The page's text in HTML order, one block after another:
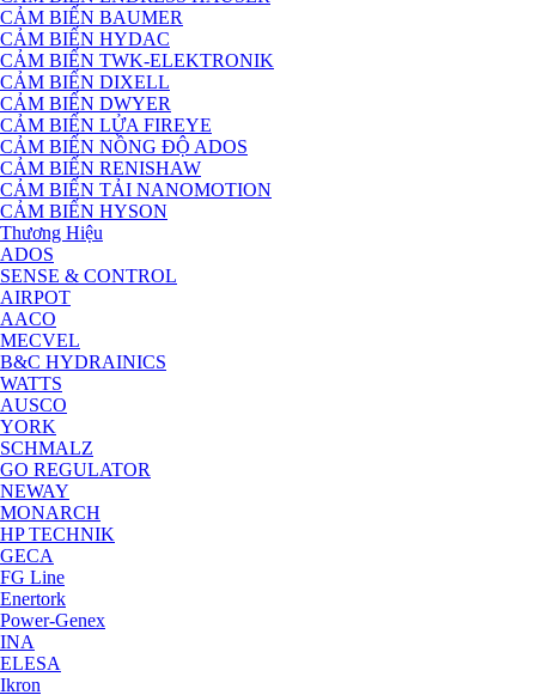
CẢM BIẾN BAUMER
CẢM BIẾN HYDAC
CẢM BIẾN TWK-ELEKTRONIK
CẢM BIẾN DIXELL
CẢM BIẾN DWYER
CẢM BIẾN LỬA FIREYE
CẢM BIẾN NỒNG ĐỘ ADOS
CẢM BIẾN RENISHAW
CẢM BIẾN TẢI NANOMOTION
CẢM BIẾN HYSON
Thương Hiệu
ADOS
SENSE & CONTROL
AIRPOT
AACO
MECVEL
B&C HYDRAINICS
WATTS
AUSCO
YORK
SCHMALZ
GO REGULATOR
NEWAY
MONARCH
HP TECHNIK
GECA
FG Line
Enertork
Power-Genex
INA
ELESA
Ikron